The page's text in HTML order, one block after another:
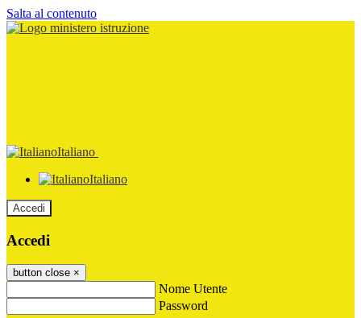
Salta al contenuto
Italiano
Italiano
Accedi
Accedi
button close ×
Nome Utente
Password